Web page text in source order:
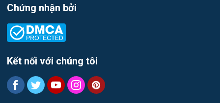
Tiếng Trung
Xuất Nhập Khẩu
Y Dược
Logistics
Việc làm Nguyễn Trãi
Việc làm Trần Nhân Tông
Việc làm Nguyễn Đại Năng
Chứng nhận bởi
Kết nối với chúng tôi